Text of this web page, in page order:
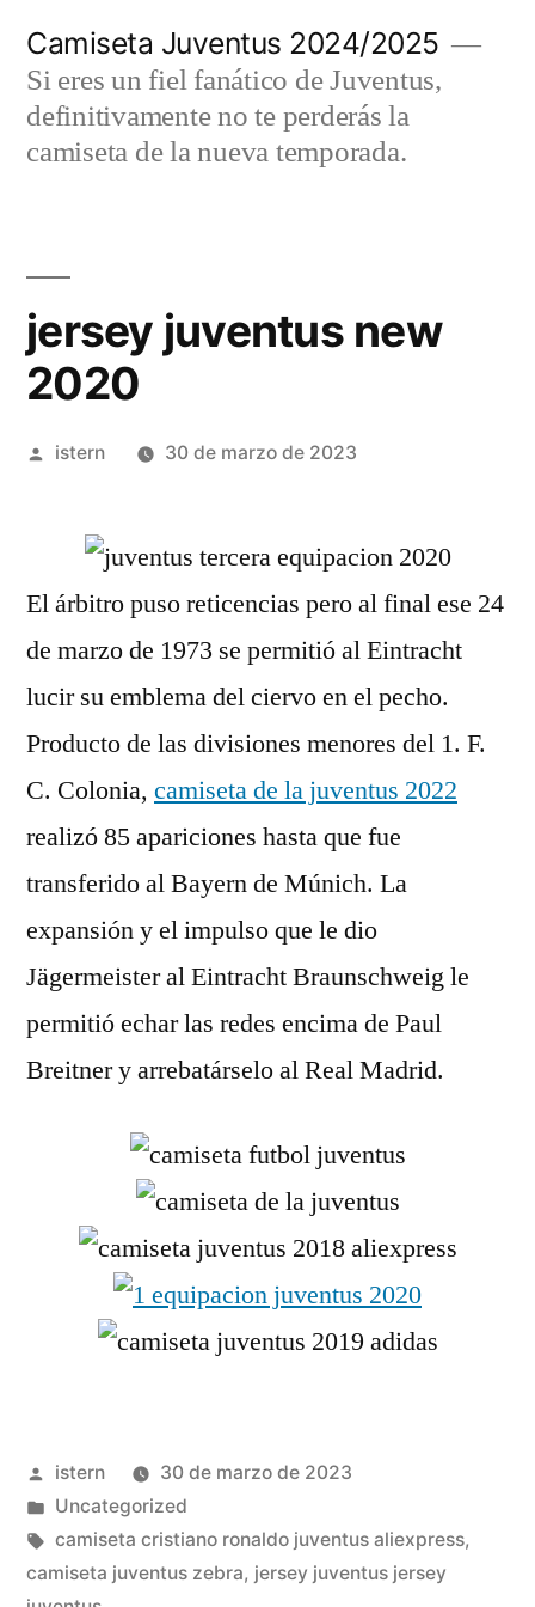
contenido
Camiseta Juventus 2024/2025
Si eres un fiel fanático de Juventus,
definitivamente no te perderás la
camiseta de la nueva temporada.
jersey juventus new
2020
Publicado
istern 30 de marzo de 2023
El árbitro puso reticencias pero al final ese 24
de marzo de 1973 se permitió al Eintracht
lucir su emblema del ciervo en el pecho.
Producto de las divisiones menores del 1. F.
C. Colonia, camiseta de la juventus 2022
realizó 85 apariciones hasta que fue
transferido al Bayern de Múnich. La
expansión y el impulso que le dio
Jägermeister al Eintracht Braunschweig le
permitió echar las redes encima de Paul
Breitner y arrebatárselo al Real Madrid.
Publicado
por
istern
30 de marzo de 2023
Publicado
en
Uncategorized
Etiquetas:
camiseta cristiano ronaldo juventus aliexpress,
camiseta juventus zebra, jersey juventus jersey